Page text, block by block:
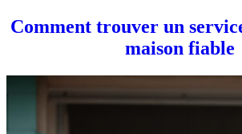
Comment trouver un
maison fiable